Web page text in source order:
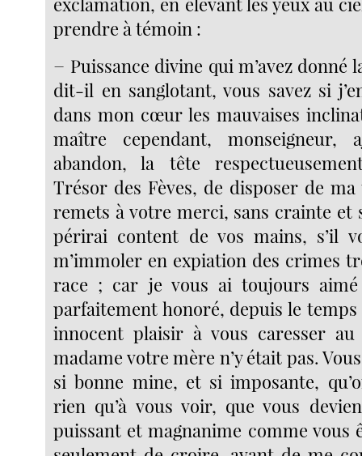
prendre à témoin :
− Puissance divine qui m’avez donné
dit-il en sanglotant, vous savez si
dans mon cœur les mauvaises
maître cependant, monseigneur,
abandon, la tête
Trésor des Fèves, de disposer de
remets à votre merci, sans crainte et
périrai content de vos mains, s’il
m’immoler en expiation des crimes
race ; car je vous ai toujours
parfaitement honoré, depuis le
innocent plaisir à vous caresser au
madame votre mère n’y était pas.
si bonne mine, et si imposante,
rien qu’à vous voir, que vous
puissant et magnanime comme vous